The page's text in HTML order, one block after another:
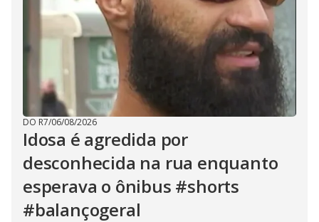
DO R7/06/08/2026
Idosa é agredida por
desconhecida na rua enquanto
esperava o ônibus #shorts
#balançogeral